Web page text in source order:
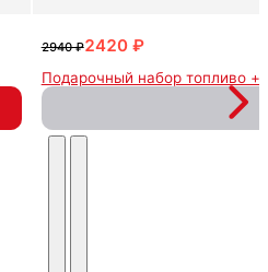
2940 ₽2420 ₽
Подарочный набор топливо +